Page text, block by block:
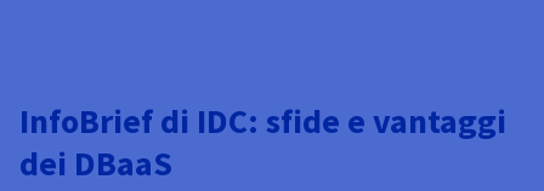
InfoBrief di IDC: sfide e vantaggi
dei DBaaS